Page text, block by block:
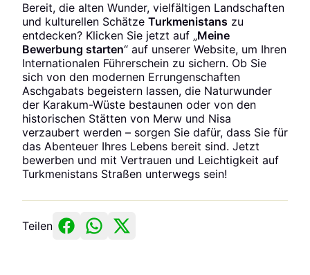
Bereit, die alten Wunder, vielfältigen Landschaften
und kulturellen Schätze Turkmenistans zu
entdecken? Klicken Sie jetzt auf „Meine
Bewerbung starten“ auf unserer Website, um Ihren
Internationalen Führerschein zu sichern. Ob Sie
sich von den modernen Errungenschaften
Aschgabats begeistern lassen, die Naturwunder
der Karakum-Wüste bestaunen oder von den
historischen Stätten von Merw und Nisa
verzaubert werden – sorgen Sie dafür, dass Sie für
das Abenteuer Ihres Lebens bereit sind. Jetzt
bewerben und mit Vertrauen und Leichtigkeit auf
Turkmenistans Straßen unterwegs sein!
Teilen